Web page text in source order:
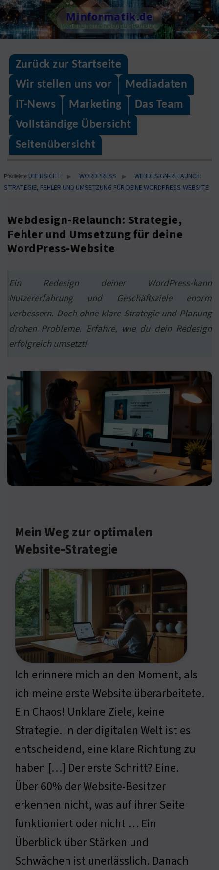
Skip
to
content
Minformatik.de
Medienunternehmen aus Hamburg
Zurück zur Startseite
Wir stellen uns vor
Mediadaten
IT-News
Marketing
Das Team
Vollständige Übersicht
Seitenübersicht
Pfadleiste ÜBERSICHT ▶ WORDPRESS ▶
WEBDESIGN-RELAUNCH:
STRATEGIE, FEHLER UND UMSETZUNG FÜR DEINE WORDPRESS-WEBSITE
Webdesign-Relaunch: Strategie,
Fehler und Umsetzung für deine
WordPress-Website
Ein Redesign deiner WordPress-kann
Nutzererfahrung und Geschäftsziele enorm
verbessern. Doch ohne klare Strategie und Planung
drohen Probleme. Erfahre, wie du dein Redesign
erfolgreich umsetzt!
Mein Weg zur optimalen
Website-Strategie
Ich erinnere mich an den Moment, als
ich meine erste Website überarbeitete.
Ein Chaos! Unklare Ziele, keine
Strategie. In der digitalen Welt ist es
entscheidend, eine klare Richtung zu
haben […] Der erste Schritt? Eine.
Über 60% der Website-Besitzer
erkennen nicht, was auf ihrer Seite
funktioniert oder nicht … Ein
Überblick über Stärken und
Schwächen ist unerlässlich. Danach